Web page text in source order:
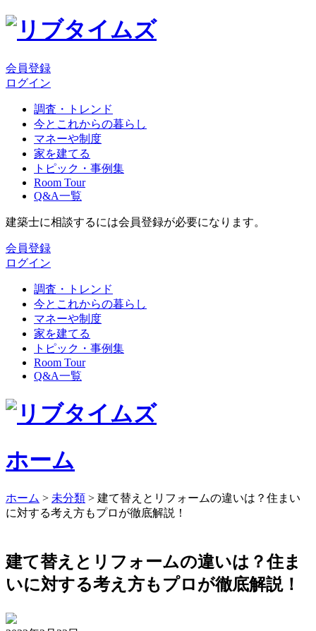
会員登録
ログイン
調査・トレンド
今とこれからの暮らし
マネーや制度
家を建てる
トピック・事例集
Room Tour
Q&A一覧
建築士に相談するには会員登録が必要になります。
会員登録
ログイン
調査・トレンド
今とこれからの暮らし
マネーや制度
家を建てる
トピック・事例集
Room Tour
Q&A一覧
ホーム
ホーム > 未分類 > 建て替えとリフォームの違いは？住まい
に対する考え方もプロが徹底解説！
建て替えとリフォームの違いは？住ま
いに対する考え方もプロが徹底解説！